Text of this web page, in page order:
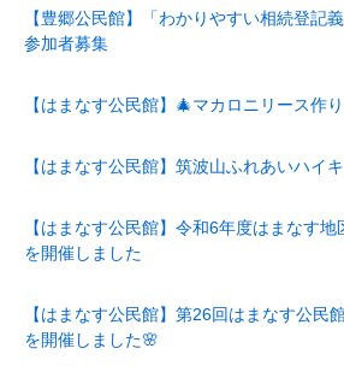
【豊郷公民館】「わかりやすい相続登記
参加者募集
【はまなす公民館】🎄マカロニリース作
【はまなす公民館】筑波山ふれあいハイ
【はまなす公民館】令和6年度はまなす
を開催しました
【はまなす公民館】第26回はまなす公民
を開催しました🌸